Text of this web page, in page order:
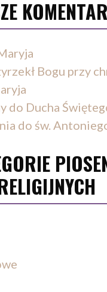
Bogu przy
do Ducha
do św.